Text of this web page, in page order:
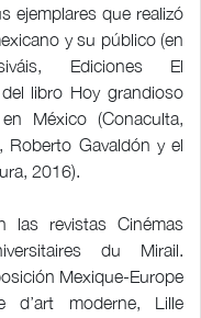
ejemplares que realizó
y su público (en
Ediciones El
libro Hoy grandioso
México (Conaculta,
Roberto Gavaldón y el
2016).
las revistas Cinémas
du Mirail.
Mexique-Europe
d’art moderne, Lille